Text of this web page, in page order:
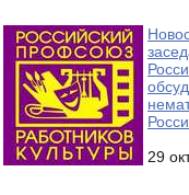
29